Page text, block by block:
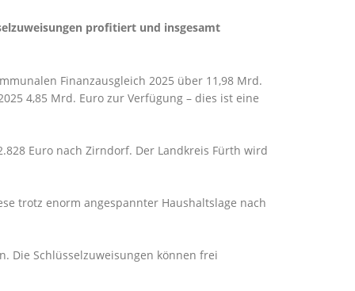
profitiert und insgesamt
Finanzausgleich 2025 über 11,98 Mrd.
4,85 Mrd. Euro zur Verfügung – dies ist eine
Euro nach Zirndorf. Der Landkreis Fürth wird
trotz enorm angespannter Haushaltslage nach
Die Schlüsselzuweisungen können frei